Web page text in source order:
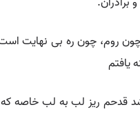
روم، چون ره بی نهایت
یافتم
قدحم ریز لب به لب خاصه